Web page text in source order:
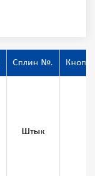
Сплин №.
Штык